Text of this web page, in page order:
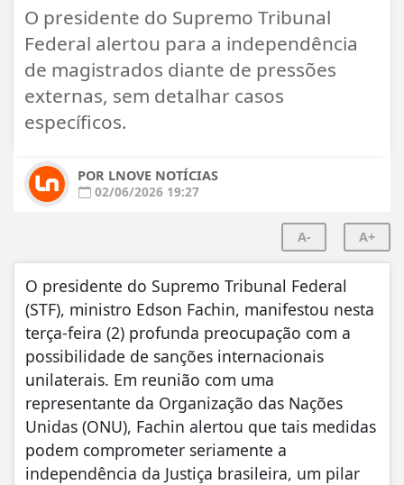
O presidente do Supremo Tribunal
Federal alertou para a independência
de magistrados diante de pressões
externas, sem detalhar casos
específicos.
POR LNOVE NOTÍCIAS
02/06/2026 19:27
A- A+
O presidente do Supremo Tribunal Federal
(STF), ministro Edson Fachin, manifestou nesta
terça-feira (2) profunda preocupação com a
possibilidade de sanções internacionais
unilaterais. Em reunião com uma
representante da Organização das Nações
Unidas (ONU), Fachin alertou que tais medidas
podem comprometer seriamente a
independência da Justiça brasileira, um pilar